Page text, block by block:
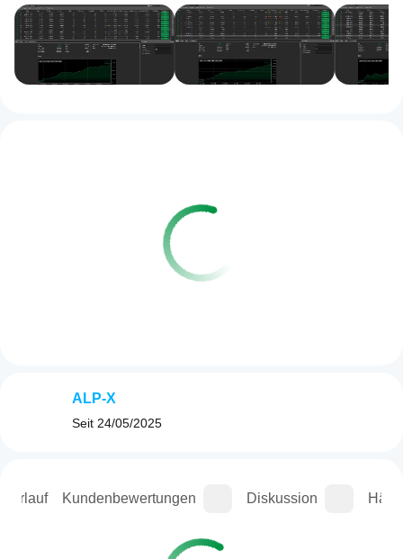
Kundenbewertungen Diskussion
ALP-X
Seit 24/05/2025